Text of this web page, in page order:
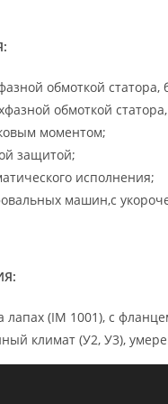
обмоткой статора,
обмоткой
моментом;
защитой;
исполнения;
машин,с
лапах (IM 1001), с
климат (У2, У3),